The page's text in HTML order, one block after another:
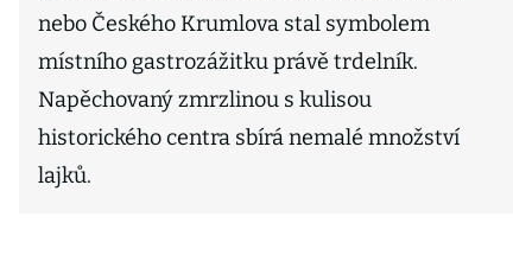
nebo Českého Krumlova stal symbolem
místního gastrozážitku právě trdelník.
Napěchovaný zmrzlinou s kulisou
historického centra sbírá nemalé množství
lajků.